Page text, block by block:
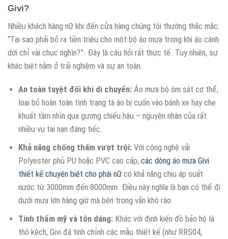
Givi?
Nhiều khách hàng nữ khi đến cửa hàng chúng tôi thường thắc mắc:
“Tại sao phải bỏ ra tiền triệu cho một bộ áo mưa trong khi áo cánh
dơi chỉ vài chục nghìn?”. Đây là câu hỏi rất thực tế. Tuy nhiên, sự
khác biệt nằm ở trải nghiệm và sự an toàn.
An toàn tuyệt đối khi di chuyển:Áo mưa bộ ôm sát cơ thể,
loại bỏ hoàn toàn tình trạng tà áo bị cuốn vào bánh xe hay che
khuất tầm nhìn qua gương chiếu hậu – nguyên nhân của rất
nhiều vụ tai nạn đáng tiếc.
Khả năng chống thấm vượt trội:Với công nghệ vải
Polyester phủ PU hoặc PVC cao cấp, các dòng áo mưa Givi
thiết kế chuyên biệt cho phái nữcó khả năng chịu áp suất
nước từ 3000mm đến 8000mm. Điều này nghĩa là bạn có thể đi
dưới mưa lớn hàng giờ mà bên trong vẫn khô ráo.
Tính thẩm mỹ và tôn dáng:Khác với định kiến đồ bảo hộ là
thô kệch, Givi đã tinh chỉnh các mẫu thiết kế (như RRS04,